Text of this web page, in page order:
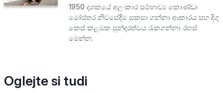
1950 දශකයේ අලංකාර සම්භාව්‍ය කොණ්ඩා
මෝස්තර නිවසේදීම සකසා ගන්නා ආකාරය සහ දිගු
කෙස් කළඹක සුන්දරත්වය රැකගන්නා රහස්
මෙන්න.
Oglejte si tudi